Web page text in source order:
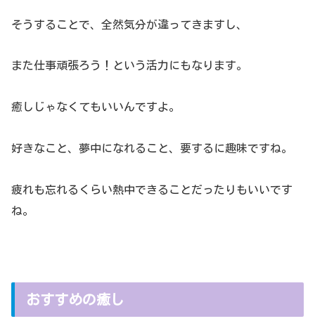
そうすることで、全然気分が違ってきますし、
また仕事頑張ろう！という活力にもなります。
癒しじゃなくてもいいんですよ。
好きなこと、夢中になれること、要するに趣味ですね。
疲れも忘れるくらい熱中できることだったりもいいです
ね。
おすすめの癒し